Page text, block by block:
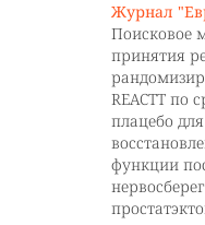
Журнал
Поисковое
принятия
REACTT по
плацебо
функции